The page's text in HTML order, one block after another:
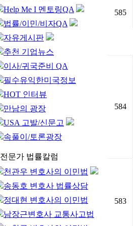
Help Me I 멘토링QA
법률/이민/비자QA
자유게시판
추천 기업뉴스
이사/귀국준비 QA
필수유익한미국정보
HOT 인터뷰
만남의 광장
USA 고발/신문고
속풀이/토론광장
전문가 법률칼럼
천관우 변호사의 이민법
송동호 변호사 법률상담
정대현 변호사의 이민법
남장근변호사 교통사고법
585
584
583